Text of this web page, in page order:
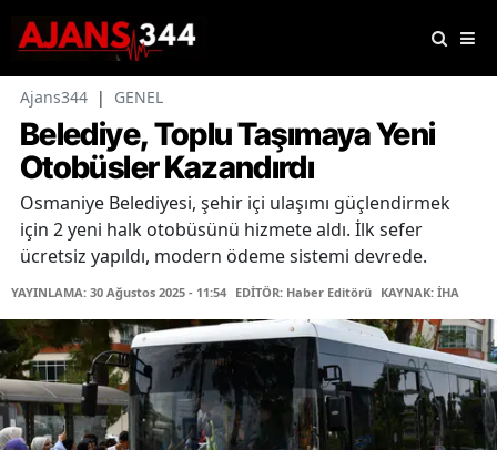
Ajans344 | GENEL
Belediye, Toplu Taşımaya Yeni
Otobüsler Kazandırdı
Osmaniye Belediyesi, şehir içi ulaşımı güçlendirmek
için 2 yeni halk otobüsünü hizmete aldı. İlk sefer
ücretsiz yapıldı, modern ödeme sistemi devrede.
YAYINLAMA: 30 Ağustos 2025 - 11:54 EDİTÖR: Haber Editörü KAYNAK: İHA